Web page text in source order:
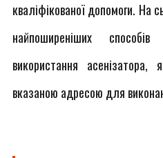
кваліфікованої допомоги. На
найпоширеніших
використання
вказаною адресою для